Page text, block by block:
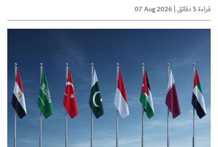
07 Aug 2026 | قراءة 5 دقائق